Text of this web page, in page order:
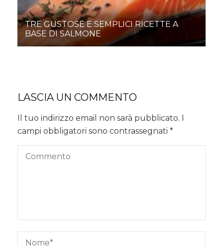
TRE GUSTOSE E SEMPLICI RICETTE A
BASE DI SALMONE
LASCIA UN COMMENTO
Il tuo indirizzo email non sarà pubblicato. I
campi obbligatori sono contrassegnati *